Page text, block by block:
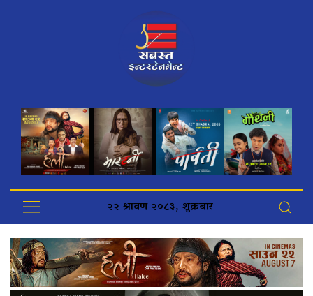
२२ श्रावण २०८३, शुक्रबार